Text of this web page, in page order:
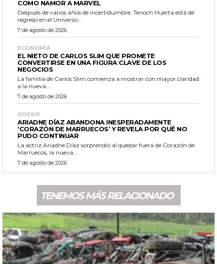
COMO NAMOR A MARVEL
Después de varios años de incertidumbre, Tenoch Huerta está de
regreso en el Universo...
7 de agosto de 2026
ECONOMÍA
EL NIETO DE CARLOS SLIM QUE PROMETE
CONVERTIRSE EN UNA FIGURA CLAVE DE LOS
NEGOCIOS
La familia de Carlos Slim comienza a mostrar con mayor claridad
a la nueva...
7 de agosto de 2026
GOSSIP
ARIADNE DÍAZ ABANDONA INESPERADAMENTE
‘CORAZÓN DE MARRUECOS’ Y REVELA POR QUÉ NO
PUDO CONTINUAR
La actriz Ariadne Díaz sorprendió al quedar fuera de Corazón de
Marruecos, la nueva...
7 de agosto de 2026
TENEMOS MÁS RELACIONADO